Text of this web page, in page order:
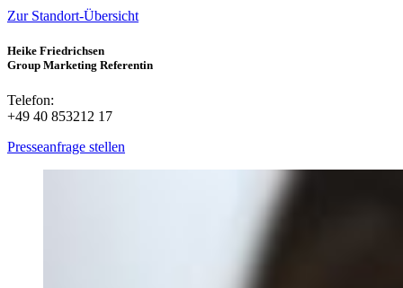
Zur Standort-Übersicht
Heike Friedrichsen
Group Marketing Referentin
Telefon:
+49 40 853212 17
Presseanfrage stellen